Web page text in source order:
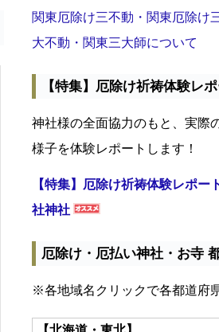
関東厄除け三不動・関東厄除け
大不動・関東三大師について
【特集】厄除け祈祷体験レポ
神社様の全面協力のもと、実際
様子を体験レポートします！
【特集】厄除け祈祷体験レポー
社神社
厄除け・厄払い神社・お寺
※各地域名クリックで各都道府